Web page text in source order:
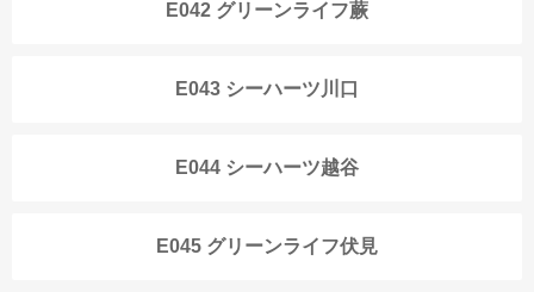
E042 グリーンライフ蕨
E043 シーハーツ川口
E044 シーハーツ越谷
E045 グリーンライフ伏見